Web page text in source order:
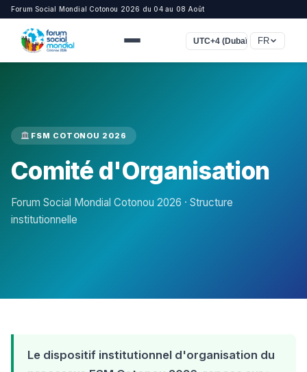
Forum Social Mondial Cotonou 2026 du 04 au 08 Août
UTC+4 (Dubaï) FR
FSM COTONOU 2026
Comité d'Organisation
Forum Social Mondial Cotonou 2026 · Structure
institutionnelle
Le dispositif institutionnel d'organisation du